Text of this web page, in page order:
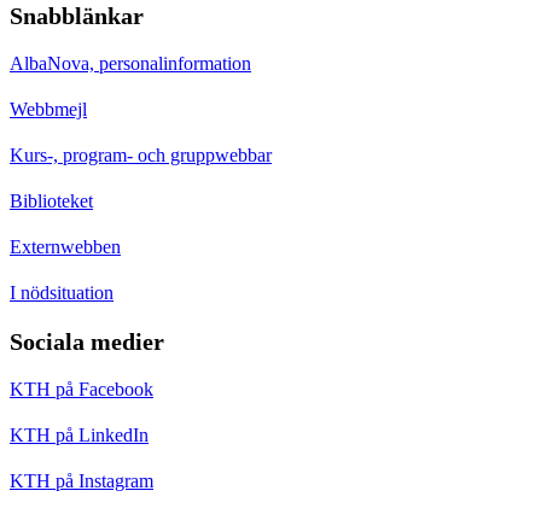
Snabblänkar
AlbaNova, personalinformation
Webbmejl
Kurs-, program- och gruppwebbar
Biblioteket
Externwebben
I nödsituation
Sociala medier
KTH på Facebook
KTH på LinkedIn
KTH på Instagram